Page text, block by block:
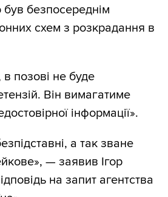
був безпосереднім
схем з розкрадання в
позові не буде
Він вимагатиме
інформації».
а так зване
— заявив Ігор
на запит агентства